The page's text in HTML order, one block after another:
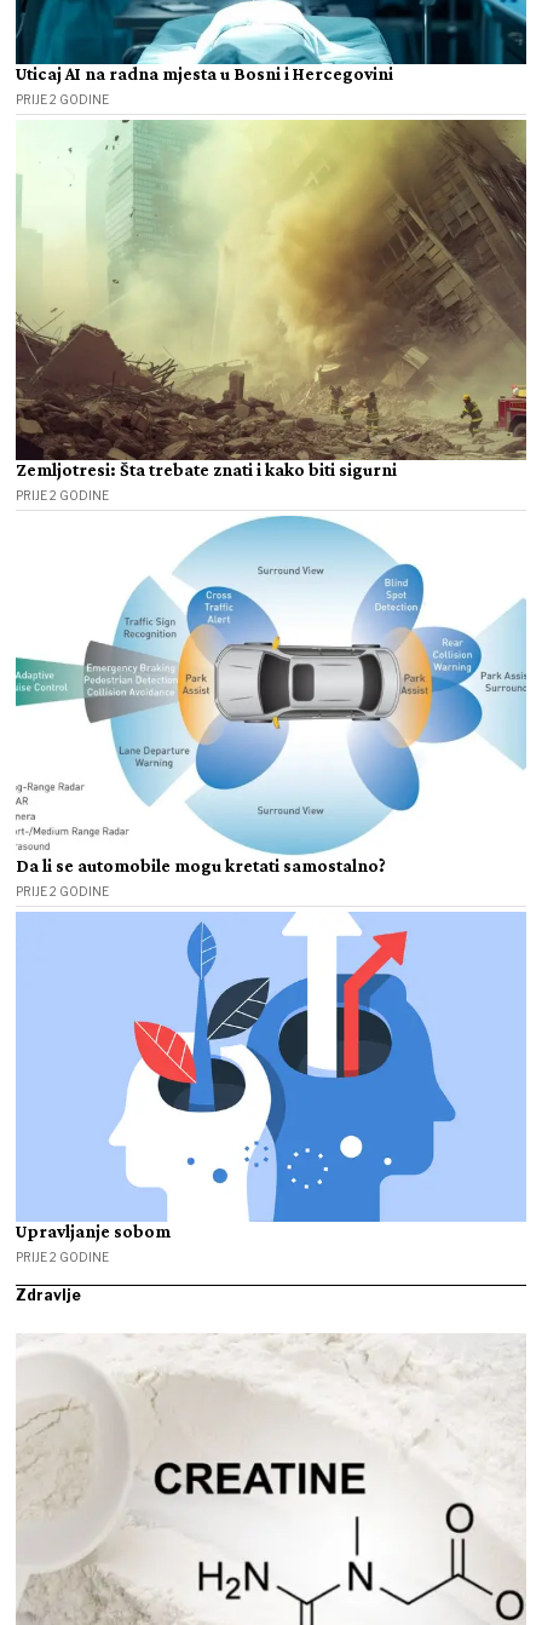
Uticaj AI na radna mjesta u Bosni i Hercegovini
PRIJE 2 GODINE
Zemljotresi: Šta trebate znati i kako biti sigurni
PRIJE 2 GODINE
Da li se automobile mogu kretati samostalno?
PRIJE 2 GODINE
Upravljanje sobom
PRIJE 2 GODINE
Zdravlje